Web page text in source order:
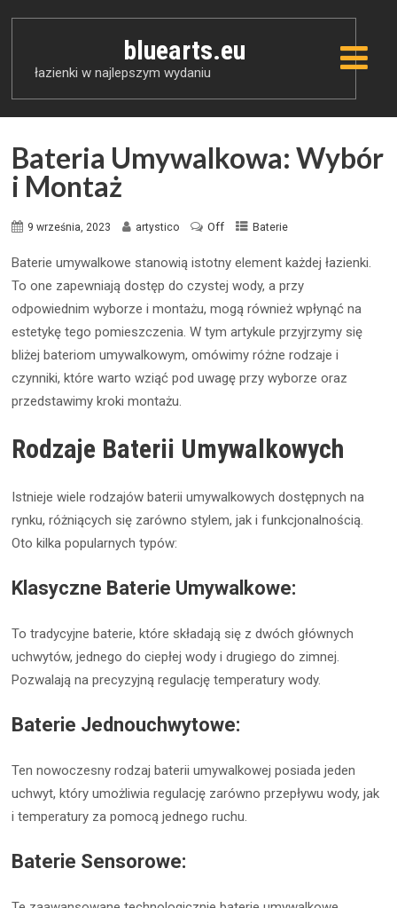
bluearts.eu
łazienki w najlepszym wydaniu
Bateria Umywalkowa: Wybór
i Montaż
9 września, 2023 artystico Off Baterie
Baterie umywalkowe stanowią istotny element każdej łazienki.
To one zapewniają dostęp do czystej wody, a przy
odpowiednim wyborze i montażu, mogą również wpłynąć na
estetykę tego pomieszczenia. W tym artykule przyjrzymy się
bliżej bateriom umywalkowym, omówimy różne rodzaje i
czynniki, które warto wziąć pod uwagę przy wyborze oraz
przedstawimy kroki montażu.
Rodzaje Baterii Umywalkowych
Istnieje wiele rodzajów baterii umywalkowych dostępnych na
rynku, różniących się zarówno stylem, jak i funkcjonalnością.
Oto kilka popularnych typów:
Klasyczne Baterie Umywalkowe:
To tradycyjne baterie, które składają się z dwóch głównych
uchwytów, jednego do ciepłej wody i drugiego do zimnej.
Pozwalają na precyzyjną regulację temperatury wody.
Baterie Jednouchwytowe:
Ten nowoczesny rodzaj baterii umywalkowej posiada jeden
uchwyt, który umożliwia regulację zarówno przepływu wody, jak
i temperatury za pomocą jednego ruchu.
Baterie Sensorowe: